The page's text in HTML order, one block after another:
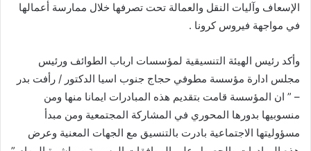
الإسعاف وآليات النقل والعمالة تحت تصرفها خلال ممارسة أعمالها
في مواجهة فيروس كرونا .
وأكد رئيس الهيئة التنسيقية لمؤسسات ارباب الطوائف ورئيس
مجلس ادارة مؤسسة مطوفي حجاج جنوب اسيا الدكتور / رأفت بدر
– ” ان المؤسسة قامت بتقديم هذه المبادرات ايمانا منها ومن
منسوبيها بدورها المحوري في المشاركة المجتمعية ومن مبدأ
مسؤوليتها الاجتماعية بادرت بالتنسيق مع الجهات المعنية وعرض